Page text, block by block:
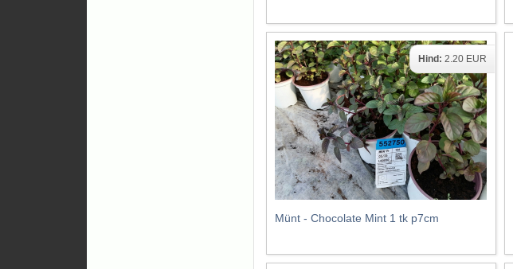
Münt - Chocolate Mint 1 tk p7cm
Hind: 2.20 EUR